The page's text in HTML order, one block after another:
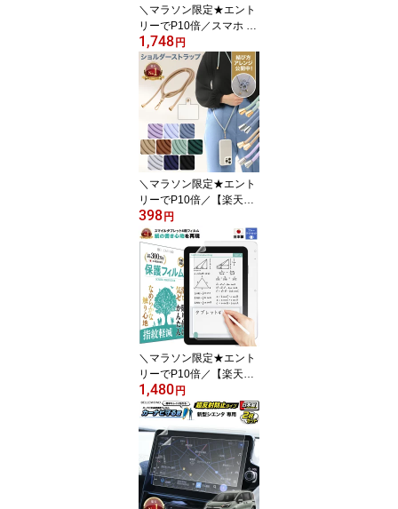
＼マラソン限定★エント
リーでP10倍／スマホ 防
水ケース お風呂 マグネ
ット 付き 壁掛け 置き型
2WAY プール 海 6.8イン
チまで 5色 | 風呂 風呂用
スタンド 防水 防滴 壁掛
け カバー 衝撃 アウトド
ア 頑丈 防塵 釣り
1,748円
＼マラソン限定★エント
リーでP10倍／【楽天1
位】 スマホ ショルダー
ストラップ 10色 iphone
16 iphone15 15 android
全機種対応 | 携帯 スマホ
肩掛け 挟むだけ 可愛い
長さ調節 アイフォン 高
見え おしゃれ 頑丈 紐
398円
＼マラソン限定★エント
リーでP10倍／【楽天1
位】 スマイルゼミ タブ
レット4 (SZJ-JS203) 保
護フィルム 【ペーパーラ
イク and ブルーライトカ
ット 】| 紙のような描き
心地 アンチグレア 反射
防止 非光沢 紙質感 さら
さら
1,480円